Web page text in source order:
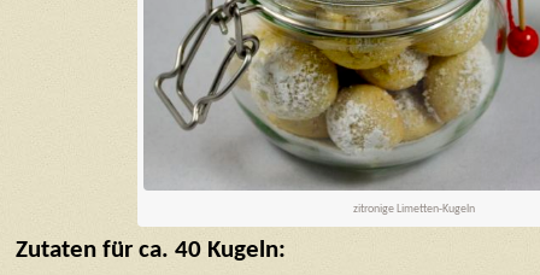
zitronige Limetten-Kugeln
Zutaten für ca. 40 Kugeln: